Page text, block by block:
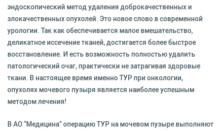
эндоскопический метод удаления доброкачественных и
злокачественных опухолей. Это новое слово в современной
урологии. Так как обеспечивается малое вмешательство,
деликатное иссечение тканей, достигается более быстрое
восстановление. И есть возможность полностью удалить
патологический очаг, практически не затрагивая здоровые
ткани. В настоящее время именно ТУР при онкологии,
опухолях мочевого пузыря является наиболее успешным
методом лечения!
В АО “Медицина” операцию ТУР на мочевом пузыре выполняют